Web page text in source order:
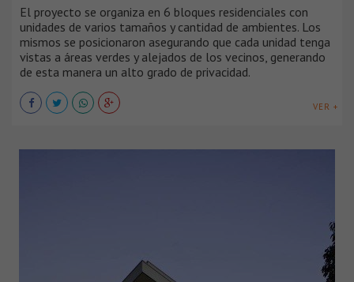
El proyecto se organiza en 6 bloques residenciales con
unidades de varios tamaños y cantidad de ambientes. Los
mismos se posicionaron asegurando que cada unidad tenga
vistas a áreas verdes y alejados de los vecinos, generando
de esta manera un alto grado de privacidad.
VER +